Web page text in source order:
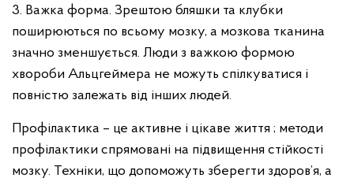
3. Важка форма. Зрештою бляшки та клубки
поширюються по всьому мозку, а мозкова тканина
значно зменшується. Люди з важкою формою
хвороби Альцгеймера не можуть спілкуватися і
повністю залежать від інших людей.
Профілактика – це активне і цікаве життя ; методи
профілактики спрямовані на підвищення стійкості
мозку. Техніки, що допоможуть зберегти здоров’я, а